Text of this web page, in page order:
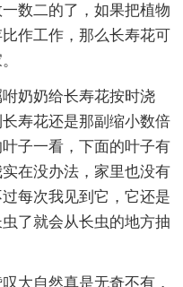
数二的了，如果把植物
作工作，那么长寿花可
奶奶给长寿花按时浇
寿花还是那副缩小数倍
子一看，下面的叶子有
在没办法，家里也没有
每次我见到它，它还是
了就会从长虫的地方抽
大自然真是无奇不有，